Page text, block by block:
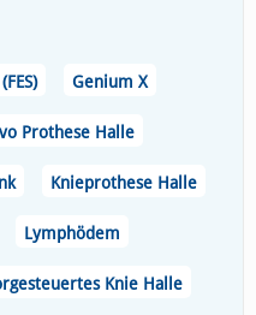
Genium X
Prothese Halle
Knieprothese Halle
Lymphödem
Knie Halle